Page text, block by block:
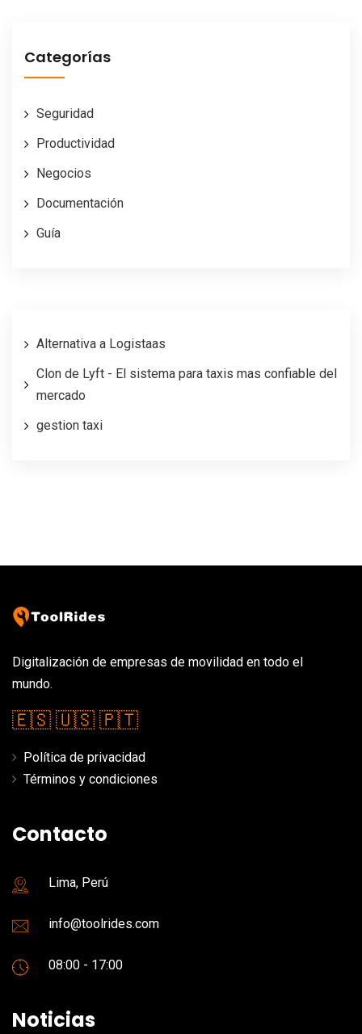
Categorías
Seguridad
Productividad
Negocios
Documentación
Guía
Alternativa a Logistaas
Clon de Lyft - El sistema para taxis mas confiable del
mercado
gestion taxi
Digitalización de empresas de movilidad en todo el
mundo.
🇪🇸 🇺🇸 🇵🇹
Política de privacidad
Términos y condiciones
Contacto
Lima, Perú
info@toolrides.com
08:00 - 17:00
Noticias